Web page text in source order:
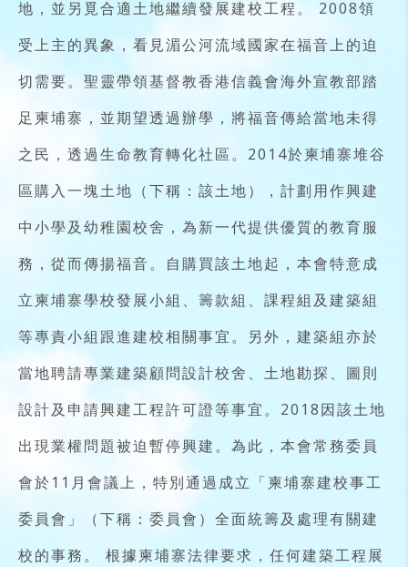
地，並另覓合適土地繼續發展建校工程。 2008領
受上主的異象，看見湄公河流域國家在福音上的迫
切需要。聖靈帶領基督教香港信義會海外宣教部踏
足柬埔寨，並期望透過辦學，將福音傳給當地未得
之民，透過生命教育轉化社區。2014於柬埔寨堆谷
區購入一塊土地（下稱：該土地），計劃用作興建
中小學及幼稚園校舍，為新一代提供優質的教育服
務，從而傳揚福音。自購買該土地起，本會特意成
立柬埔寨學校發展小組、籌款組、課程組及建築組
等專責小組跟進建校相關事宜。另外，建築組亦於
當地聘請專業建築顧問設計校舍、土地勘探、圖則
設計及申請興建工程許可證等事宜。2018因該土地
出現業權問題被迫暫停興建。為此，本會常務委員
會於11月會議上，特別通過成立「柬埔寨建校事工
委員會」（下稱：委員會）全面統籌及處理有關建
校的事務。 根據柬埔寨法律要求，任何建築工程展